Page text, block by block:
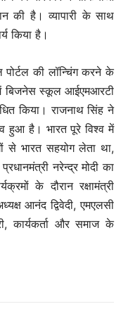
की है। व्यापारी के साथ
किया है।
पोर्टल की लॉन्चिंग करने के
में बिजनेस स्कूल आईएमआरटी
किया। राजनाथ सिंह ने
हुआ है। भारत पूरे विश्व में
से भारत सहयोग लेता था,
नरेन्द्र मोदी का
के दौरान रक्षामंत्री
आनंद द्विवेदी, एमएलसी
कार्यकर्ता और समाज के